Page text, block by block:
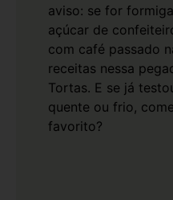
aviso: se for
açúcar de
com café passado
receitas nessa
Tortas. E se já
quente ou frio,
favorito?